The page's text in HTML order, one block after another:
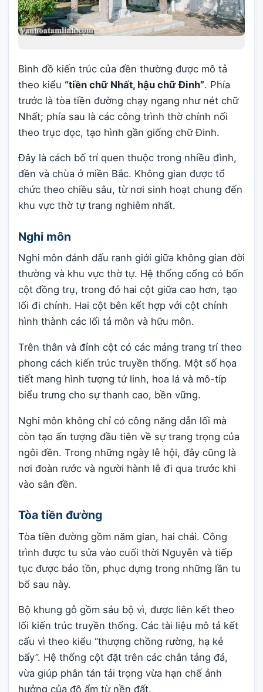
Bình đồ kiến trúc của đền thường được mô tả
theo kiểu “tiền chữ Nhất, hậu chữ Đinh”. Phía
trước là tòa tiền đường chạy ngang như nét chữ
Nhất; phía sau là các công trình thờ chính nối
theo trục dọc, tạo hình gần giống chữ Đinh.
Đây là cách bố trí quen thuộc trong nhiều đình,
đền và chùa ở miền Bắc. Không gian được tổ
chức theo chiều sâu, từ nơi sinh hoạt chung đến
khu vực thờ tự trang nghiêm nhất.
Nghi môn
Nghi môn đánh dấu ranh giới giữa không gian đời
thường và khu vực thờ tự. Hệ thống cổng có bốn
cột đồng trụ, trong đó hai cột giữa cao hơn, tạo
lối đi chính. Hai cột bên kết hợp với cột chính
hình thành các lối tả môn và hữu môn.
Trên thân và đỉnh cột có các mảng trang trí theo
phong cách kiến trúc truyền thống. Một số họa
tiết mang hình tượng tứ linh, hoa lá và mô-típ
biểu trưng cho sự thanh cao, bền vững.
Nghi môn không chỉ có công năng dẫn lối mà
còn tạo ấn tượng đầu tiên về sự trang trọng của
ngôi đền. Trong những ngày lễ hội, đây cũng là
nơi đoàn rước và người hành lễ đi qua trước khi
vào sân đền.
Tòa tiền đường
Tòa tiền đường gồm năm gian, hai chái. Công
trình được tu sửa vào cuối thời Nguyễn và tiếp
tục được bảo tồn, phục dựng trong những lần tu
bổ sau này.
Bộ khung gỗ gồm sáu bộ vì, được liên kết theo
lối kiến trúc truyền thống. Các tài liệu mô tả kết
cấu vì theo kiểu “thượng chồng rường, hạ kẻ
bẩy”. Hệ thống cột đặt trên các chân tảng đá,
vừa giúp phân tán tải trọng vừa hạn chế ảnh
hưởng của độ ẩm từ nền đất.